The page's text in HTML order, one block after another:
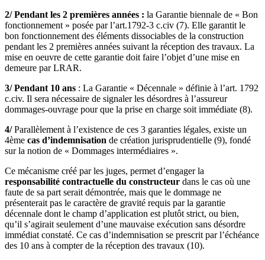
2/ Pendant les 2 premières années : la Garantie biennale de « Bon
fonctionnement » posée par l’art.1792-3 c.civ (7). Elle garantit le
bon fonctionnement des éléments dissociables de la construction
pendant les 2 premières années suivant la réception des travaux. La
mise en oeuvre de cette garantie doit faire l’objet d’une mise en
demeure par LRAR.
3/ Pendant 10 ans : La Garantie « Décennale » définie à l’art. 1792
c.civ. Il sera nécessaire de signaler les désordres à l’assureur
dommages-ouvrage pour que la prise en charge soit immédiate (8).
4/Parallèlement à l’existence de ces 3 garanties légales, existe un
4ème cas d’indemnisation de création jurisprudentielle (9), fondé
sur la notion de « Dommages intermédiaires ».
Ce mécanisme créé par les juges, permet d’engager la
responsabilité contractuelle du constructeur dans le cas où une
faute de sa part serait démontrée, mais que le dommage ne
présenterait pas le caractère de gravité requis par la garantie
décennale dont le champ d’application est plutôt strict, ou bien,
qu’il s’agirait seulement d’une mauvaise exécution sans désordre
immédiat constaté. Ce cas d’indemnisation se prescrit par l’échéance
des 10 ans à compter de la réception des travaux (10).